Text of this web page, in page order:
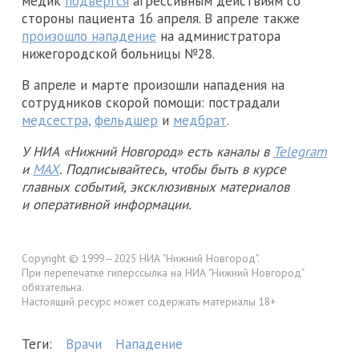
стороны пациента 16 апреля. В апреле также
произошло нападение на администратора
нижегородской больницы №28.
В апреле и марте произошли нападения на
сотрудников скорой помощи: пострадали
медсестра, фельдшер и медбрат.
У НИА «Нижний Новгород» есть каналы в Telegram
и MAX. Подписывайтесь, чтобы быть в курсе
главных событий, эксклюзивных материалов
и оперативной информации.
Copyright © 1999—2025 НИА "Нижний Новгород".
При перепечатке гиперссылка на НИА "Нижний Новгород"
обязательна.
Настоящий ресурс может содержать материалы 18+
Теги: Врачи Нападение